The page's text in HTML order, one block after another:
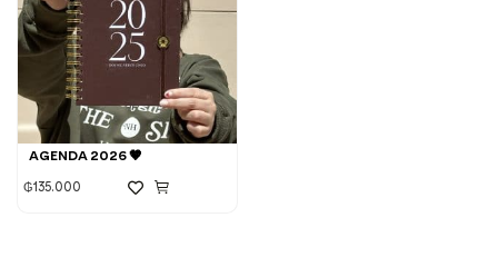
AGENDA 2026 🤎
₲135.000